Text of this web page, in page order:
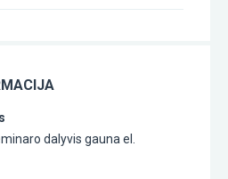
dalyvis gauna el.